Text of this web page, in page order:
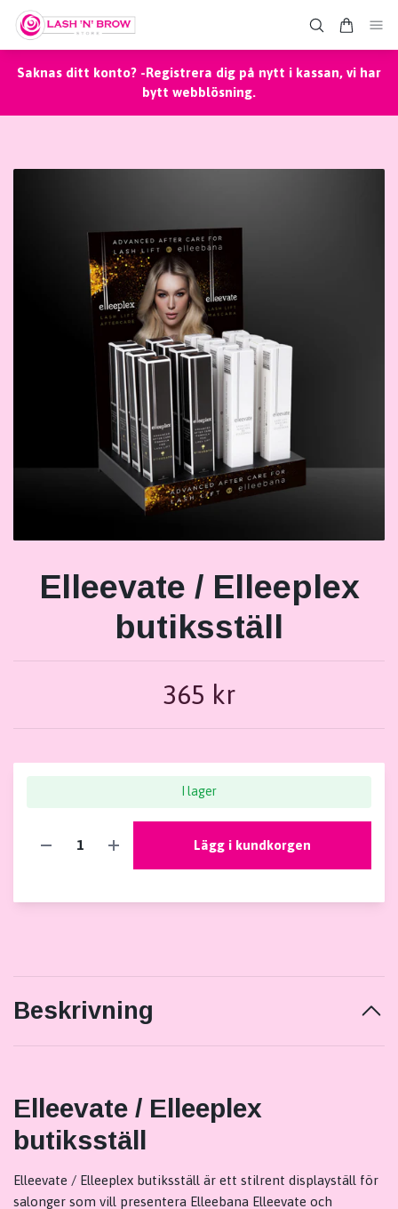
Saknas ditt konto? -Registrera dig på nytt i kassan, vi har
bytt webblösning.
Elleevate / Elleeplex
butiksställ
365 kr
I lager
Lägg i kundkorgen
Beskrivning
Elleevate / Elleeplex
butiksställ
Elleevate / Elleeplex butiksställ är ett stilrent displayställ för
salonger som vill presentera Elleebana Elleevate och